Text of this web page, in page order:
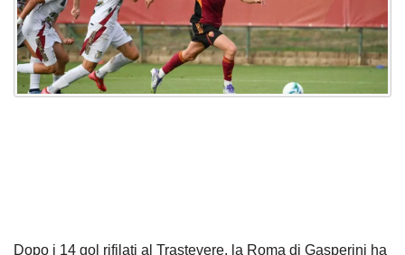
Dopo i 14 gol rifilati al Trastevere, la Roma di Gasperini ha